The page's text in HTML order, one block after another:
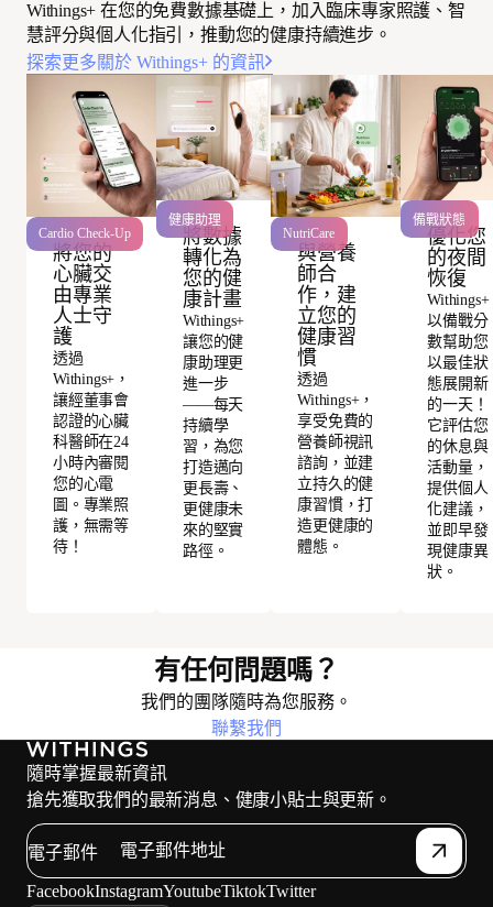
Withings+ 在您的免費數據基礎上，加入臨床專家照護、智
慧評分與個人化指引，推動您的健康持續進步。
探索更多關於 Withings+ 的資訊
Cardio Check-Up
將您的
心臟交
由專業
人士守
護
透過
Withings+，
讓經董事會
認證的心臟
科醫師在24
小時內審閱
您的心電
圖。專業照
護，無需等
待！
健康助理
將數據
轉化為
您的健
康計畫
Withings+
讓您的健
康助理更
進一步
——每天
持續學
習，為您
打造邁向
更長壽、
更健康未
來的堅實
路徑。
NutriCare
與營養
師合
作，建
立您的
健康習
慣
透過
Withings+，
享受免費的
營養師視訊
諮詢，並建
立持久的健
康習慣，打
造更健康的
體態。
備戰狀態
優化您
的夜間
恢復
Withings+
以備戰分
數幫助您
以最佳狀
態展開新
的一天！
它評估您
的休息與
活動量，
提供個人
化建議，
並即早發
現健康異
狀。
有任何問題嗎？
我們的團隊隨時為您服務。
聯繫我們
隨時掌握最新資訊
搶先獲取我們的最新消息、健康小貼士與更新。
電子郵件
FacebookInstagramYoutubeTiktokTwitter